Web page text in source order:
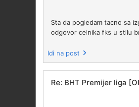
Sta da pogledam tacno sa
odgovor celnika fks u stilu
Idi na post
Re: BHT Premijer liga